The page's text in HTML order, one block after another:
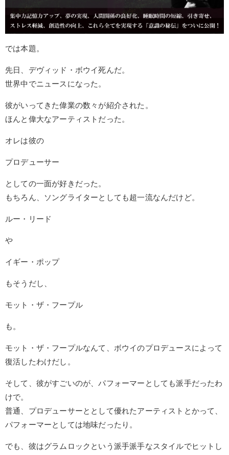
では本題。
先日、デヴィッド・ボウイ死んだ。
世界中でニュースになった。
彼がいってきた偉業の数々が紹介された。
ほんと偉大なアーティストだった。
オレは彼の
プロデューサー
としての一面が好きだった。
もちろん、ソングライターとしても超一流なんだけど。
ルー・リード
や
イギー・ポップ
もそうだし、
モット・ザ・フープル
も。
モット・ザ・フープルなんて、ボウイのプロデュースによって
復活したわけだし。
そして、彼がすごいのが、パフォーマーとしても派手だったわ
けで。
普通、プロデューサーととして優れたアーティストとかって、
パフォーマーとしては地味だったり。
でも、彼はグラムロックという派手派手なスタイルでヒットし